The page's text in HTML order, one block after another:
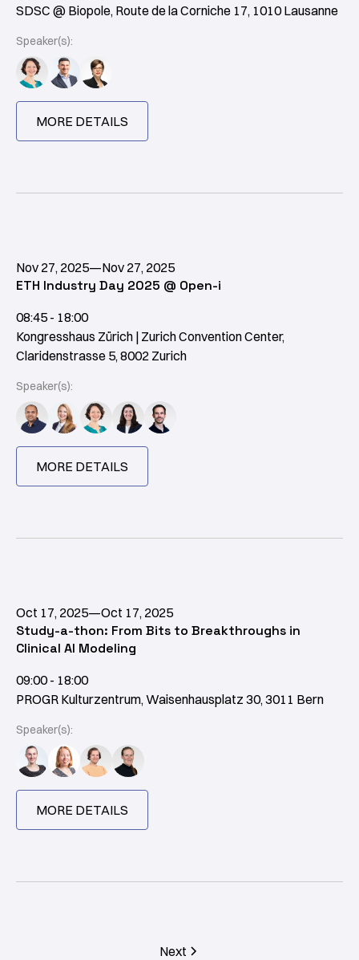
SDSC @ Biopole, Route de la Corniche 17, 1010 Lausanne
Speaker(s):
MORE DETAILS
Nov 27, 2025—Nov 27, 2025
ETH Industry Day 2025 @ Open-i
08:45 - 18:00
Kongresshaus Zürich | Zurich Convention Center,
Claridenstrasse 5, 8002 Zurich
Speaker(s):
MORE DETAILS
Oct 17, 2025—Oct 17, 2025
Study-a-thon: From Bits to Breakthroughs in
Clinical AI Modeling
09:00 - 18:00
PROGR Kulturzentrum, Waisenhausplatz 30, 3011 Bern
Speaker(s):
MORE DETAILS
Next